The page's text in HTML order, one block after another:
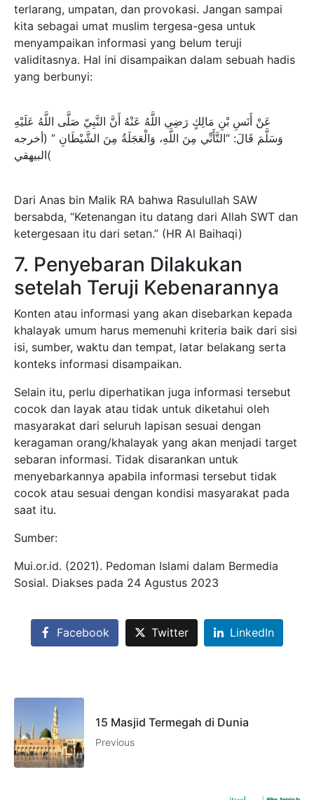
terlarang, umpatan, dan provokasi. Jangan sampai
kita sebagai umat muslim tergesa-gesa untuk
menyampaikan informasi yang belum teruji
validitasnya. Hal ini disampaikan dalam sebuah hadis
yang berbunyi:
عَنْ أَنَسِ بْنِ مَالِكٍ رَضِي اللَّهُ عَنْهُ أَنَّ النَّبِيّ صَلَّى اللَّهُ عَلَيْهِ
وَسَلَّمَ قَالَ: “التَّأَنِّي مِنَ اللَّهِ، وَالْعَجَلَةُ مِنَ الشَّيْطَانِ ” (أخرجه
البيهقي(
Dari Anas bin Malik RA bahwa Rasulullah SAW
bersabda, “Ketenangan itu datang dari Allah SWT dan
ketergesaan itu dari setan.” (HR Al Baihaqi)
7. Penyebaran Dilakukan
setelah Teruji Kebenarannya
Konten atau informasi yang akan disebarkan kepada
khalayak umum harus memenuhi kriteria baik dari sisi
isi, sumber, waktu dan tempat, latar belakang serta
konteks informasi disampaikan.
Selain itu, perlu diperhatikan juga informasi tersebut
cocok dan layak atau tidak untuk diketahui oleh
masyarakat dari seluruh lapisan sesuai dengan
keragaman orang/khalayak yang akan menjadi target
sebaran informasi. Tidak disarankan untuk
menyebarkannya apabila informasi tersebut tidak
cocok atau sesuai dengan kondisi masyarakat pada
saat itu.
Sumber:
Mui.or.id. (2021). Pedoman Islami dalam Bermedia
Sosial. Diakses pada 24 Agustus 2023
Facebook Twitter LinkedIn
15 Masjid Termegah di Dunia
Previous